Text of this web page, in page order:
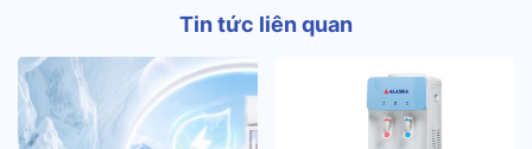
Tin tức liên quan